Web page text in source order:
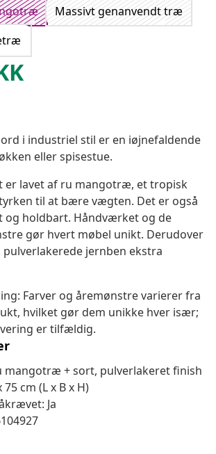
Massivt genanvendt træ
i industriel stil er en iøjnefaldende
eller spisestue.
er lavet af ru mangotræ, et tropisk
til at bære vægten. Det er også
holdbart. Håndværket og de
gør hvert møbel unikt. Derudover
jernben ekstra
Farver og åremønstre varierer fra
hvilket gør dem unikke hver især;
er tilfældig.
mangotræ + sort, pulverlakeret finish
75 cm (L x B x H)
Ja